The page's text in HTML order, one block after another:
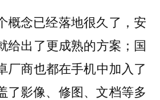
概念已经落地很久了，安
给出了更成熟的方案；国
厂商也都在手机中加入了
了影像、修图、文档等多